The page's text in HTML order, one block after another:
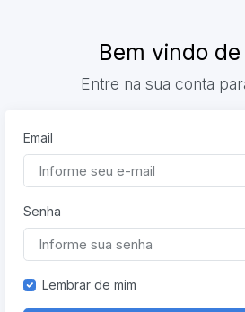
Bem vindo
Entre na sua conta
Email
Senha
Lembrar de mim